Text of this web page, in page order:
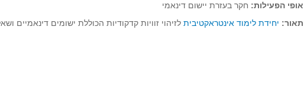
אופי הפעילות: חקר בעזרת יישום דינאמי
תאור: יחידת לימוד אינטראקטיבית לזיהוי זוויות קדקודיות הכוללת ישומים דינאמיים